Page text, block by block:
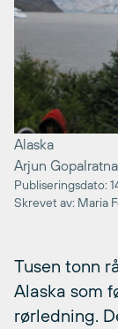
Alaska
Arjun
Publiseringsdato:
Skrevet av: Maria
Tusen tonn
Alaska som
rørledning.